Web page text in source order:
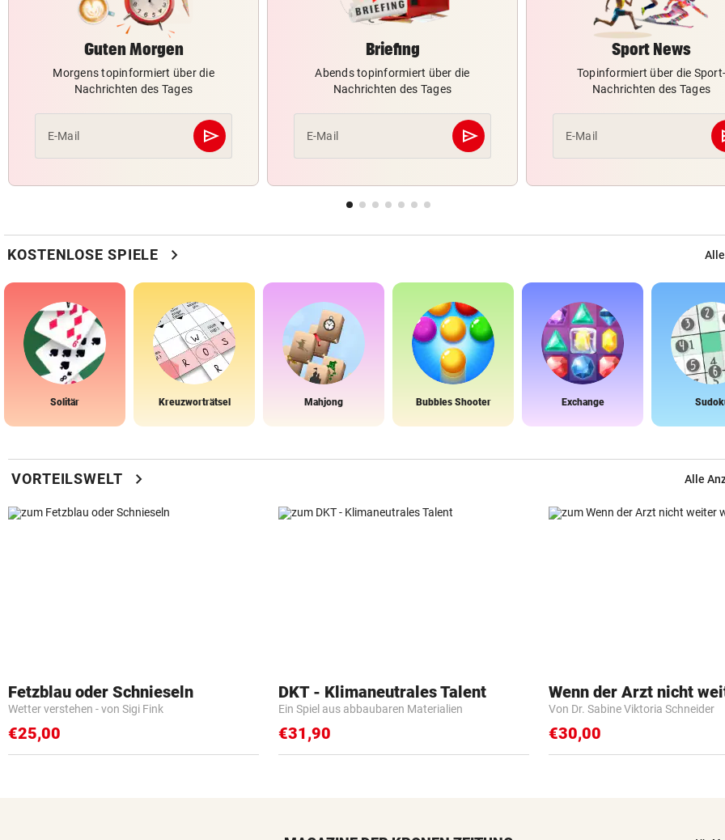
Guten Morgen
Morgens topinformiert über die
Nachrichten des Tages
E-Mail send
Abschicken
Briefing
Abends topinformiert über die
Nachrichten des Tages
E-Mail send
Abschicken
Sport News
Topinformiert über die Sport-
Nachrichten des Tages
E-Mail
KOSTENLOSE SPIELE chevron_right
Solitär Kreuzworträtsel Mahjong Bubbles Shooter Exchange
VORTEILSWELT chevron_right Alle
Fetzblau oder Schnieseln
Wetter verstehen - von Sigi Fink
€25,00
DKT - Klimaneutrales Talent
Ein Spiel aus abbaubaren Materialien
€31,90
Wenn der Arzt nicht
Von Dr. Sabine Viktoria Schneider
€30,00